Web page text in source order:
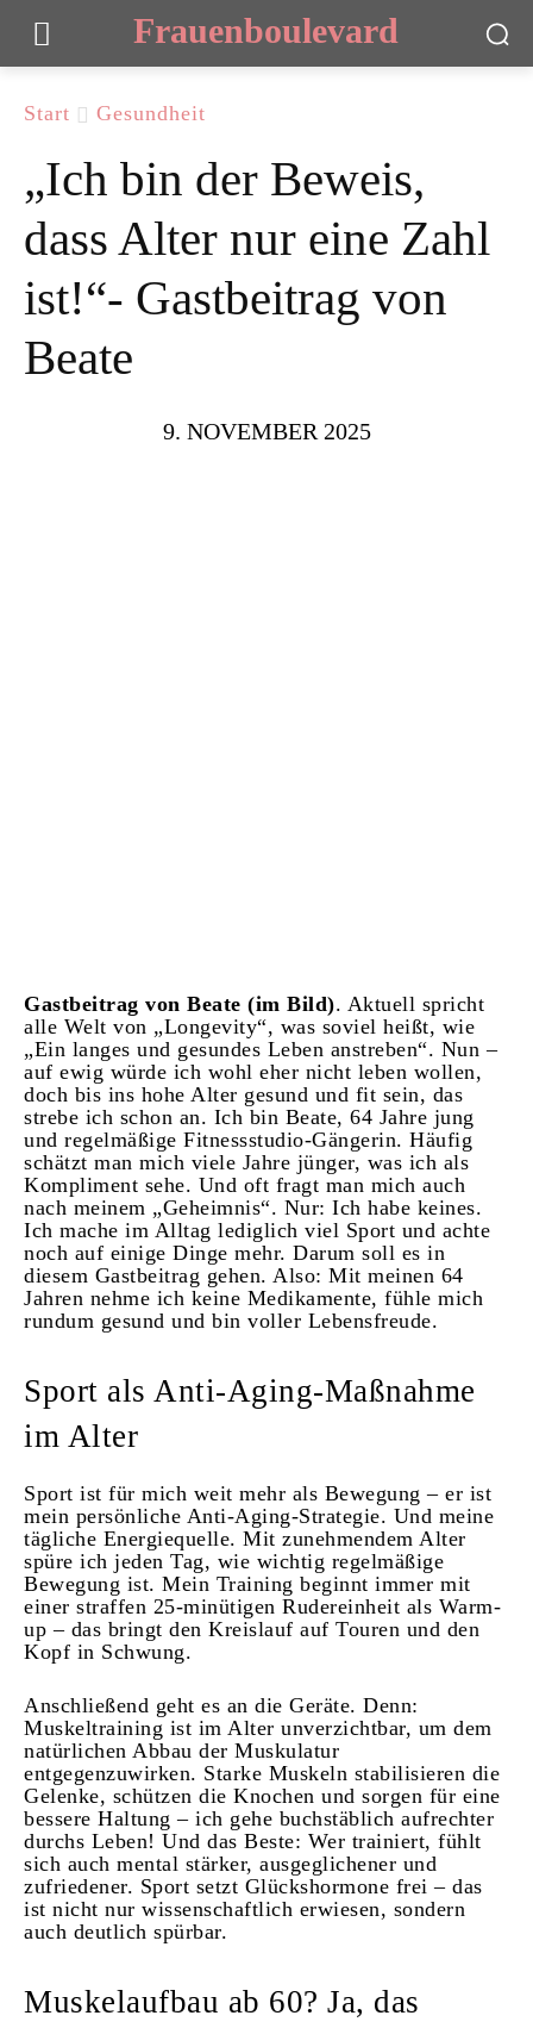
Frauenboulevard
Start Gesundheit
„Ich bin der Beweis,
dass Alter nur eine Zahl
ist!“- Gastbeitrag von
Beate
9. NOVEMBER 2025
Gastbeitrag von Beate (im Bild). Aktuell spricht
alle Welt von „Longevity“, was soviel heißt, wie
„Ein langes und gesundes Leben anstreben“. Nun –
auf ewig würde ich wohl eher nicht leben wollen,
doch bis ins hohe Alter gesund und fit sein, das
strebe ich schon an. Ich bin Beate, 64 Jahre jung
und regelmäßige Fitnessstudio-Gängerin. Häufig
schätzt man mich viele Jahre jünger, was ich als
Kompliment sehe. Und oft fragt man mich auch
nach meinem „Geheimnis“. Nur: Ich habe keines.
Ich mache im Alltag lediglich viel Sport und achte
noch auf einige Dinge mehr. Darum soll es in
diesem Gastbeitrag gehen. Also: Mit meinen 64
Jahren nehme ich keine Medikamente, fühle mich
rundum gesund und bin voller Lebensfreude.
Sport als Anti-Aging-Maßnahme
im Alter
Sport ist für mich weit mehr als Bewegung – er ist
mein persönliche Anti-Aging-Strategie. Und meine
tägliche Energiequelle. Mit zunehmendem Alter
spüre ich jeden Tag, wie wichtig regelmäßige
Bewegung ist. Mein Training beginnt immer mit
einer straffen 25-minütigen Rudereinheit als Warm-
up – das bringt den Kreislauf auf Touren und den
Kopf in Schwung.
Anschließend geht es an die Geräte. Denn:
Muskeltraining ist im Alter unverzichtbar, um dem
natürlichen Abbau der Muskulatur
entgegenzuwirken. Starke Muskeln stabilisieren die
Gelenke, schützen die Knochen und sorgen für eine
bessere Haltung – ich gehe buchstäblich aufrechter
durchs Leben! Und das Beste: Wer trainiert, fühlt
sich auch mental stärker, ausgeglichener und
zufriedener. Sport setzt Glückshormone frei – das
ist nicht nur wissenschaftlich erwiesen, sondern
auch deutlich spürbar.
Muskelaufbau ab 60? Ja, das